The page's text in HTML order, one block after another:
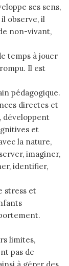
ses sens,
observe, il
non-vivant,
temps à jouer
Il est
pédagogique.
directes et
développent
et
la nature,
imaginer,
identifier,
stress et
limites,
pas de